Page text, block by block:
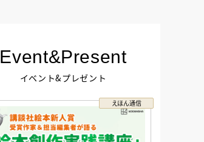
Event&Present
イベント&プレゼント
えほん通信